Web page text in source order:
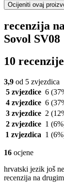
Ocijeniti ovaj
recenzija
Sovol SV08
10
3,9 od 5 zvjezdica
5 zvjezdice 6
4 zvjezdice 6
3 zvjezdice 2
2 zvjezdice 1
1 zvjezdica 1
16 ocjene
hrvatski jezik još
recenzija na